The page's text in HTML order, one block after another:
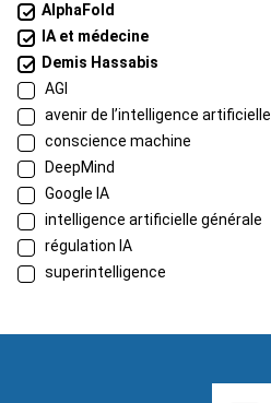
AlphaFold
IA et médecine
Demis Hassabis
AGI
avenir de l’intelligence artificielle
conscience machine
DeepMind
Google IA
intelligence artificielle générale
régulation IA
superintelligence